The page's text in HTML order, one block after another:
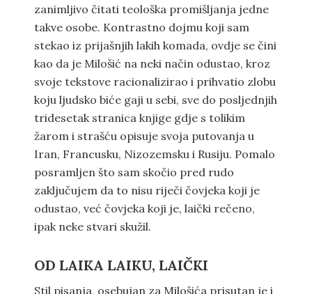
zanimljivo čitati teološka promišljanja jedne
takve osobe. Kontrastno dojmu koji sam
stekao iz prijašnjih lakih komada, ovdje se čini
kao da je Milošić na neki način odustao, kroz
svoje tekstove racionalizirao i prihvatio zlobu
koju ljudsko biće gaji u sebi, sve do posljednjih
tridesetak stranica knjige gdje s tolikim
žarom i strašću opisuje svoja putovanja u
Iran, Francusku, Nizozemsku i Rusiju. Pomalo
posramljen što sam skočio pred rudo
zaključujem da to nisu riječi čovjeka koji je
odustao, već čovjeka koji je, laički rečeno,
ipak neke stvari skužil.
OD LAIKA LAIKU, LAIČKI
Stil pisanja, osebujan za Milošića prisutan je i